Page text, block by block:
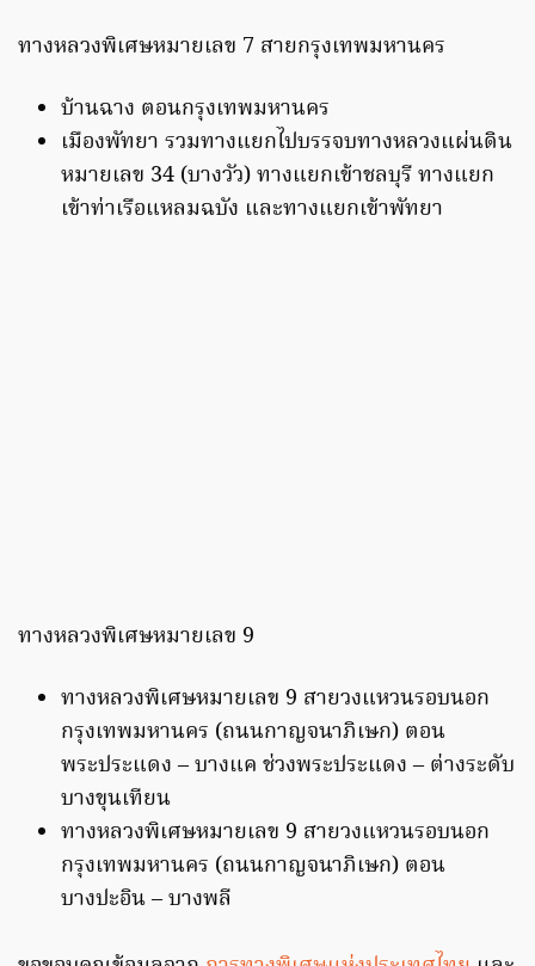
ทางหลวงพิเศษหมายเลข 7 สายกรุงเทพมหานคร
บ้านฉาง ตอนกรุงเทพมหานคร
เมืองพัทยา รวมทางแยกไปบรรจบทางหลวงแผ่นดิน
หมายเลข 34 (บางวัว) ทางแยกเข้าชลบุรี ทางแยก
เข้าท่าเรือแหลมฉบัง และทางแยกเข้าพัทยา
ทางหลวงพิเศษหมายเลข 9
ทางหลวงพิเศษหมายเลข 9 สายวงแหวนรอบนอก
กรุงเทพมหานคร (ถนนกาญจนาภิเษก) ตอน
พระประแดง – บางแค ช่วงพระประแดง – ต่างระดับ
บางขุนเทียน
ทางหลวงพิเศษหมายเลข 9 สายวงแหวนรอบนอก
กรุงเทพมหานคร (ถนนกาญจนาภิเษก) ตอน
บางปะอิน – บางพลี